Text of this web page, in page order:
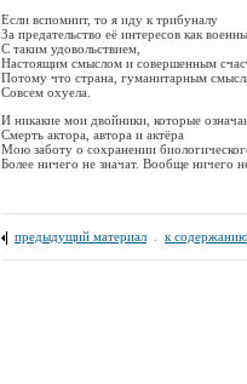
Если вспомнит, то я иду к трибуналу
За предательство её интересов как
С таким удовольствием,
Настоящим смыслом и совершенным
Потому что страна, гуманитарным
Совсем охуела.
И никакие мои двойники, которые
Смерть актора, автора и актёра
Мою заботу о сохранении
Более ничего не значат. Вообще ничего
предыдущий материал к